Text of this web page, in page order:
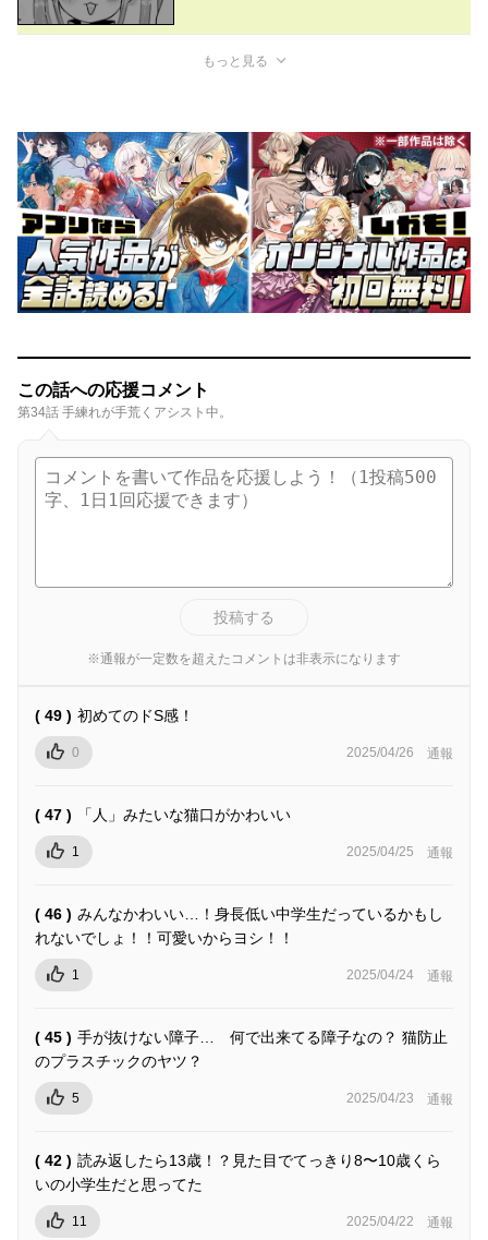
もっと見る
この話への応援コメント
第34話 手練れが手荒くアシスト中。
投稿する
※通報が一定数を超えたコメントは非表示になります
( 49 ) 初めてのドS感！
0 2025/04/26 通報
( 47 ) 「人」みたいな猫口がかわいい
1 2025/04/25 通報
( 46 ) みんなかわいい…！身長低い中学生だっているかもし
れないでしょ！！可愛いからヨシ！！
1 2025/04/24 通報
( 45 ) 手が抜けない障子… 何で出来てる障子なの？ 猫防止
のプラスチックのヤツ？
5 2025/04/23 通報
( 42 ) 読み返したら13歳！？見た目でてっきり8〜10歳くら
いの小学生だと思ってた
11 2025/04/22 通報